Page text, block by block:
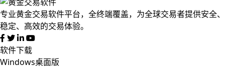
专业黄金交易软件平台，全终端覆盖，为全球交易者提供安全、
稳定、高效的交易体验。
软件下载
Windows桌面版